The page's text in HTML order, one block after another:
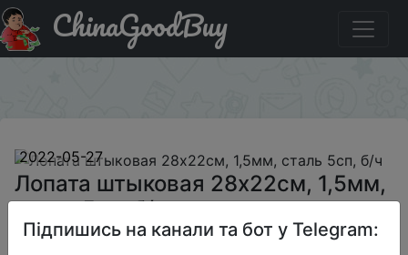
Акція на Лопата штыковая 28x22cм, 1,5мм, сталь 5сп,
б/ч
ChinaGoodBuy
2022-05-27
Лопата штыковая 28x22cм, 1,5мм,
сталь 5сп, б/ч
Підпишись на канали та бот у Telegram: